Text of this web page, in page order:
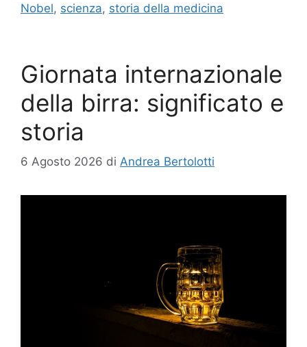
Nobel, scienza, storia della medicina
Giornata internazionale
della birra: significato e
storia
6 Agosto 2026 di Andrea Bertolotti